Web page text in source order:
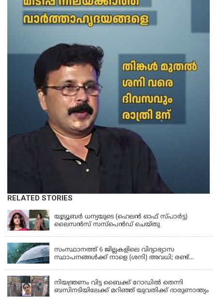
RELATED STORIES
KERALA
യൂട്യൂബർ ധന്യയുടെ (ഹെലൻ ഓഫ് സ്പാർട്ട)
ലൈസൻസ് സസ്‌പെൻഡ് ചെയ്തു
സംസ്ഥാനത്ത് 6 ജില്ലകളിലെ വിദ്യാഭ്യാസ
സ്ഥാപനങ്ങൾക്ക് നാളെ (ശനി) അവധി; രണ്ട്
നിയന്ത്രണം വിട്ട ബൈക്ക് റോഡിൽ തെന്നി
ബസിനടിയിലേക്ക് മറിഞ്ഞ് യുവതിക്ക് ദാരുണാന്ത്യം